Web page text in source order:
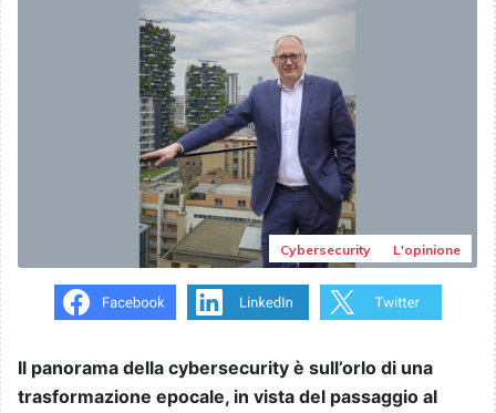
Cybersecurity L'opinione
Il panorama della cybersecurity è sull’orlo di una
trasformazione epocale, in vista del passaggio al